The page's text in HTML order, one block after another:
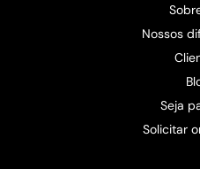
Nossos
Seja
Solicitar